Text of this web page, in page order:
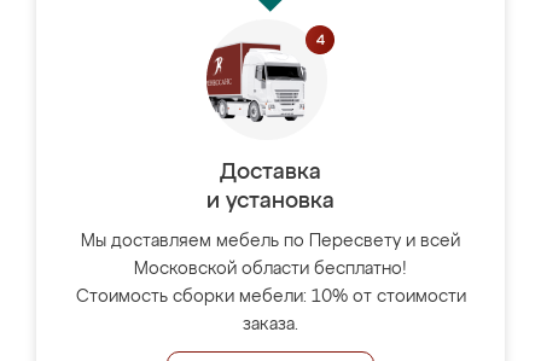
Доставка
и установка
Мы доставляем мебель по Пересвету и всей
Московской области бесплатно!
Стоимость сборки мебели: 10% от стоимости
заказа.